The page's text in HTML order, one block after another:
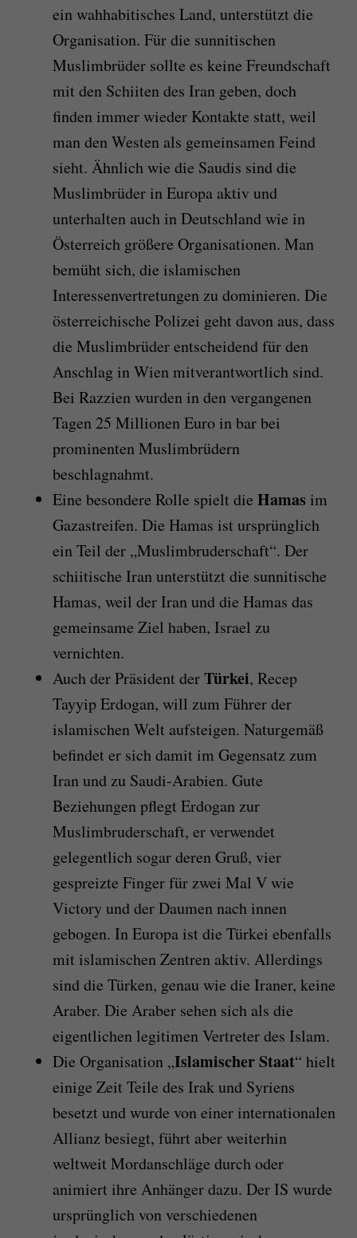
ein wahhabitisches Land, unterstützt die
Organisation. Für die sunnitischen
Muslimbrüder sollte es keine Freundschaft
mit den Schiiten des Iran geben, doch
finden immer wieder Kontakte statt, weil
man den Westen als gemeinsamen Feind
sieht. Ähnlich wie die Saudis sind die
Muslimbrüder in Europa aktiv und
unterhalten auch in Deutschland wie in
Österreich größere Organisationen. Man
bemüht sich, die islamischen
Interessenvertretungen zu dominieren. Die
österreichische Polizei geht davon aus, dass
die Muslimbrüder entscheidend für den
Anschlag in Wien mitverantwortlich sind.
Bei Razzien wurden in den vergangenen
Tagen 25 Millionen Euro in bar bei
prominenten Muslimbrüdern
beschlagnahmt.
Eine besondere Rolle spielt die Hamas im
Gazastreifen. Die Hamas ist ursprünglich
ein Teil der „Muslimbruderschaft“. Der
schiitische Iran unterstützt die sunnitische
Hamas, weil der Iran und die Hamas das
gemeinsame Ziel haben, Israel zu
vernichten.
Auch der Präsident derTürkei, Recep
Tayyip Erdogan, will zum Führer der
islamischen Welt aufsteigen. Naturgemäß
befindet er sich damit im Gegensatz zum
Iran und zu Saudi-Arabien. Gute
Beziehungen pflegt Erdogan zur
Muslimbruderschaft, er verwendet
gelegentlich sogar deren Gruß, vier
gespreizte Finger für zwei Mal V wie
Victory und der Daumen nach innen
gebogen. In Europa ist die Türkei ebenfalls
mit islamischen Zentren aktiv. Allerdings
sind die Türken, genau wie die Iraner, keine
Araber. Die Araber sehen sich als die
eigentlichen legitimen Vertreter des Islam.
Die Organisation „IslamischerStaat“ hielt
einige Zeit Teile des Irak und Syriens
besetzt und wurde von einer internationalen
Allianz besiegt, führt aber weiterhin
weltweit Mordanschläge durch oder
animiert ihre Anhänger dazu. Der IS wurde
ursprünglich von verschiedenen